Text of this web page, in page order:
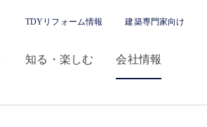
知る・楽しむ 会社情報
TDYリフォーム情報 建築専門家向け